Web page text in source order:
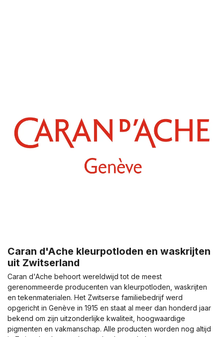
Caran d'Ache kleurpotloden en waskrijten
uit Zwitserland
Caran d'Ache behoort wereldwijd tot de meest
gerenommeerde producenten van kleurpotloden, waskrijten
en tekenmaterialen. Het Zwitserse familiebedrijf werd
opgericht in Genève in 1915 en staat al meer dan honderd jaar
bekend om zijn uitzonderlijke kwaliteit, hoogwaardige
pigmenten en vakmanschap. Alle producten worden nog altijd